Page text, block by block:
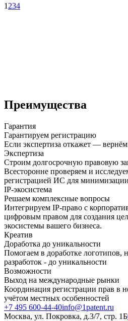
1 234
Преимущества
Гарантия
Гарантируем регистрацию
Если экспертиза откажет —
Экспертиза
Строим долгосрочную правовую
Всесторонне проверяем и
регистрацией ИС для
IP-экосистема
Решаем комплексные вопросы
Интегрируем IP-право с
цифровым правом для создания
экосистемы вашего бизнеса.
Креатив
Доработка до уникальности
Помогаем в доработке логотипов,
разработок - до уникальности
Возможности
Выход на международные рынки
Координация регистрации прав в
учётом местных особенностей
+7 495 600-44-40info@1patent.ru
Москва, ул. Покровка, д.3/7, стр. 1Б